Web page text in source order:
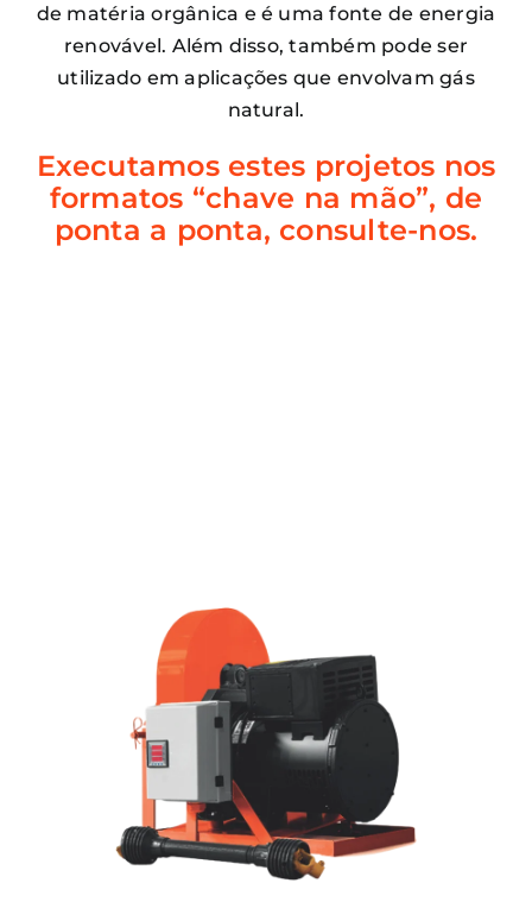
de matéria orgânica e é uma fonte de energia
renovável. Além disso, também pode ser
utilizado em aplicações que envolvam gás
natural.
Executamos estes projetos nos
formatos “chave na mão”, de
ponta a ponta, consulte-nos.